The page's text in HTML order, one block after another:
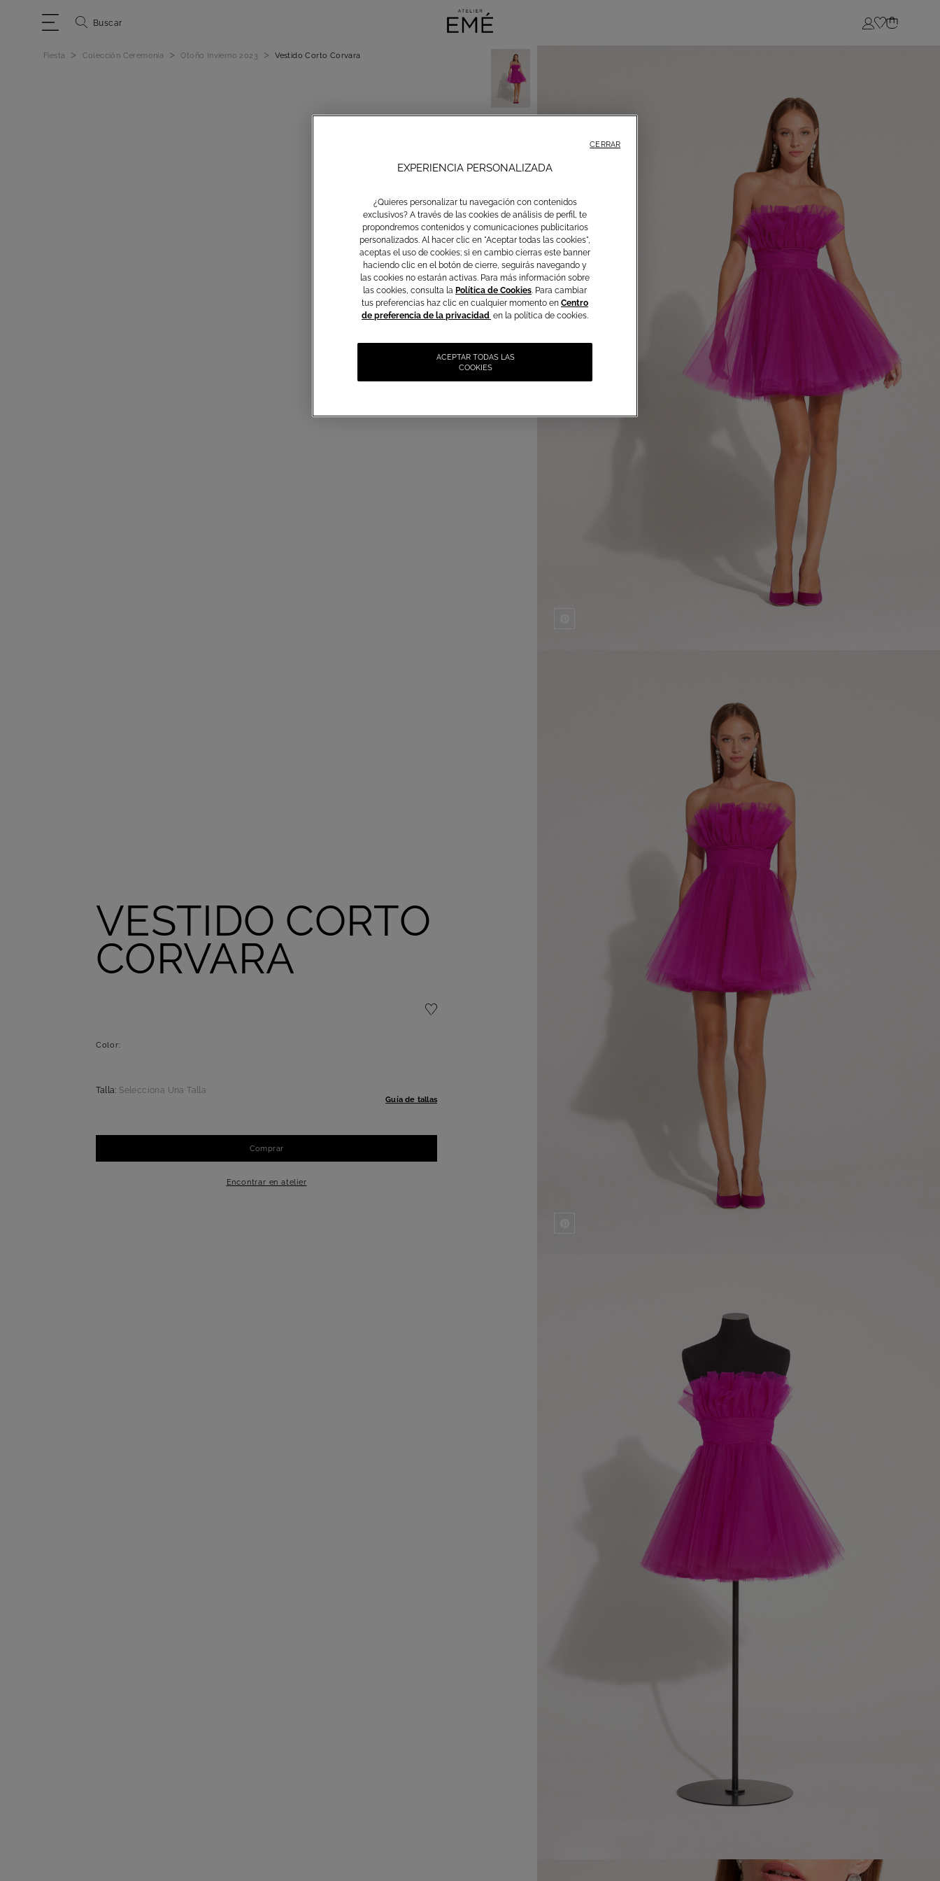
Buscar Login
Fiesta > Colección Ceremonia > Otoño Invierno 2023 > Vestido Corto Corvara
VESTIDO CORTO
CORVARA
Color:
Talla: Selecciona Una Talla
Guía de tallas
- +
Comprar
Encontrar en atelier
EXPERIENCIA PERSONALIZADA
¿Quieres personalizar tu navegación con contenidos
exclusivos? A través de las cookies de análisis de perfil, te
propondremos contenidos y comunicaciones publicitarios
personalizados. Al hacer clic en "Aceptar todas las cookies",
aceptas el uso de cookies; si en cambio cierras este banner
haciendo clic en el botón de cierre, seguirás navegando y
las cookies no estarán activas. Para más información sobre
las cookies, consulta la Política de Cookies. Para cambiar
tus preferencias haz clic en cualquier momento en Centro
de preferencia de la privacidad en la política de cookies.
ACEPTAR TODAS LAS
COOKIES
CERRAR